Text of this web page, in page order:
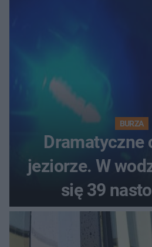
BURZA
Dramatyczne
jeziorze. W
się 39